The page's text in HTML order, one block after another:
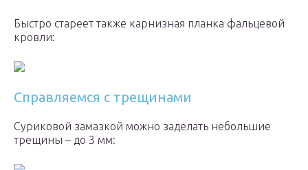
Быстро стареет также карнизная планка фальцевой
кровли:
Справляемся с трещинами
Суриковой замазкой можно заделать небольшие
трещины – до 3 мм: